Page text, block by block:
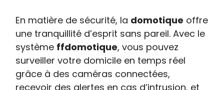
En matière de sécurité, la domotique offre
une tranquillité d’esprit sans pareil. Avec le
système ffdomotique, vous pouvez
surveiller votre domicile en temps réel
grâce à des caméras connectées,
recevoir des alertes en cas d’intrusion, et